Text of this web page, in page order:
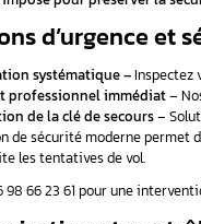
Les pannes de clé
électroniques
fonctionnalité.
1.1.
Réduction de
LED affaiblie-